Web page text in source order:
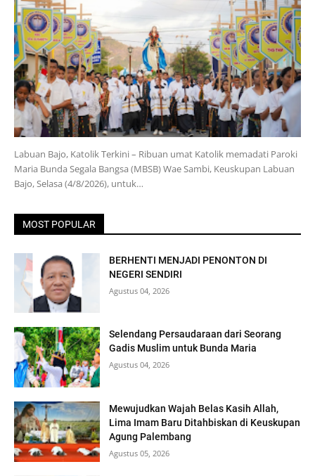
Labuan Bajo, Katolik Terkini – Ribuan umat Katolik memadati Paroki
Maria Bunda Segala Bangsa (MBSB) Wae Sambi, Keuskupan Labuan
Bajo, Selasa (4/8/2026), untuk…
MOST POPULAR
BERHENTI MENJADI PENONTON DI
NEGERI SENDIRI
Agustus 04, 2026
Selendang Persaudaraan dari Seorang
Gadis Muslim untuk Bunda Maria
Agustus 04, 2026
Mewujudkan Wajah Belas Kasih Allah,
Lima Imam Baru Ditahbiskan di Keuskupan
Agung Palembang
Agustus 05, 2026